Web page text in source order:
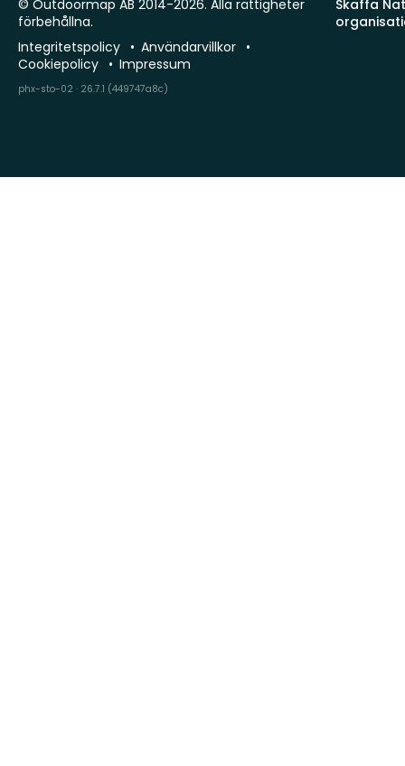
Skaffa
© Outdoormap AB 2014-2026. Alla rättigheter
förbehållna.
Integritetspolicy
Användarvillkor
Cookiepolicy
Impressum
phx-sto-02 · 26.7.1 (449747a8c)